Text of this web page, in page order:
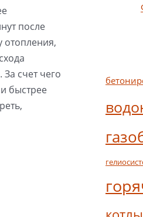
после
отопления,
счет чего
быстрее